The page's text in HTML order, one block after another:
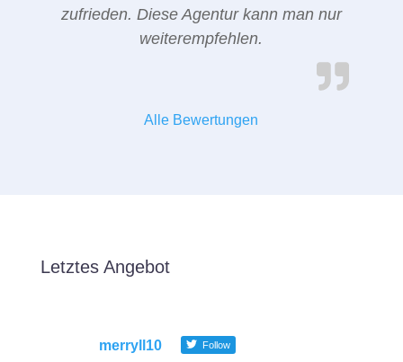
zufrieden. Diese Agentur kann man nur
weiterempfehlen.
Alle Bewertungen
Letztes Angebot
merryll10 Follow